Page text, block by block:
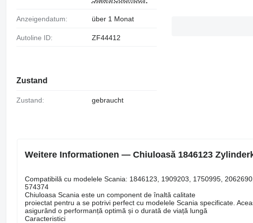
Anzeigendatum: über 1 Monat
Autoline ID: ZF44412
Zustand
Zustand: gebraucht
Weitere Informationen — Chiuloasă 1846123
Compatibilă cu modelele Scania: 1846123, 1909203, 1750995,
574374
Chiuloasa Scania este un component de înaltă calitate
proiectat pentru a se potrivi perfect cu modelele Scania specificate.
asigurând o performanță optimă și o durată de viață lungă
Caracteristici